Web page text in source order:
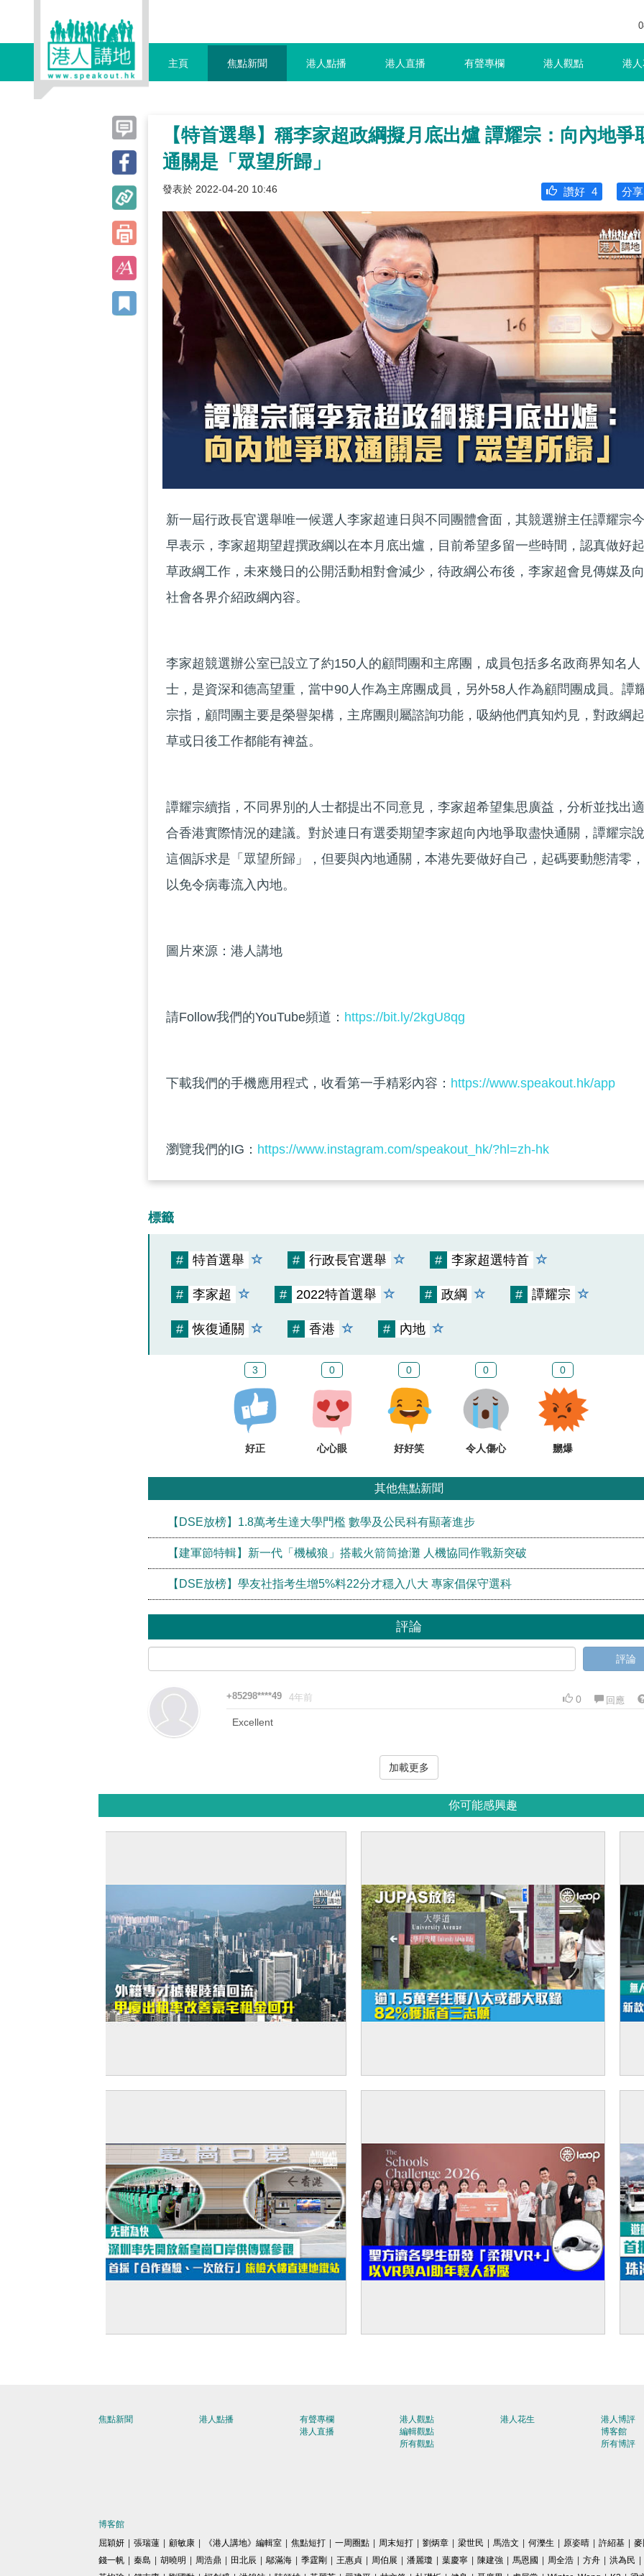
主頁 焦點新聞 港人點播 港人直播 有聲專欄 港人觀點 港
【特首選舉】稱李家超政綱擬月底出爐 譚耀宗：向內地爭
通關是「眾望所歸」
發表於 2022-04-20 10:46 分享
讚好 4
新一屆行政長官選舉唯一候選人李家超連日與不同團體會面，其競選辦主任譚耀宗今
早表示，李家超期望趕撰政綱以在本月底出爐，目前希望多留一些時間，認真做好起
草政綱工作，未來幾日的公開活動相對會減少，待政綱公布後，李家超會見傳媒及向
社會各界介紹政綱內容。
李家超競選辦公室已設立了約150人的顧問團和主席團，成員包括多名政商界知名人
士，是資深和德高望重，當中90人作為主席團成員，另外58人作為顧問團成員。譚
宗指，顧問團主要是榮譽架構，主席團則屬諮詢功能，吸納他們真知灼見，對政綱起
草或日後工作都能有裨益。
譚耀宗續指，不同界別的人士都提出不同意見，李家超希望集思廣益，分析並找出適
合香港實際情況的建議。對於連日有選委期望李家超向內地爭取盡快通關，譚耀宗說
這個訴求是「眾望所歸」，但要與內地通關，本港先要做好自己，起碼要動態清零，
以免令病毒流入內地。
圖片來源：港人講地
請Follow我們的YouTube頻道： https://bit.ly/2kgU8qg
下載我們的手機應用程式，收看第一手精彩內容： https://www.speakout.hk/app
瀏覽我們的IG： https://www.instagram.com/speakout_hk/?hl=zh-hk
標籤
# 特首選舉 # 行政長官選舉 # 李家超選特首
# 李家超 # 2022特首選舉 # 政綱 # 譚耀宗
# 恢復通關 # 香港 # 內地
3
好正
0
心心眼
0
好好笑
0
令人傷心
0
嬲爆
其他焦點新聞
【DSE放榜】1.8萬考生達大學門檻 數學及公民科有顯著進步
【建軍節特輯】新一代「機械狼」搭載火箭筒搶灘 人機協同作戰新突破
【DSE放榜】學友社指考生增5%料22分才穩入八大 專家倡保守選科
評論
評論
+85298****49 4年前 0 回應
Excellent
加載更多
你可能感興趣
焦點新聞 港人點播
有聲專欄
港人直播
港人觀點
編輯觀點
所有觀點
港人花生
港人博評
博客館
所有博評
博客館
屈穎妍 | 張瑞蓮 | 顧敏康 | 《港人講地》編輯室 | 焦點短打 | 一周圈點 | 周末短打 | 劉炳章 | 梁世民 | 馬浩文 | 何濼生 | 原姿晴 | 許紹基 |
錢一帆 | 秦島 | 胡曉明 | 周浩鼎 | 田北辰 | 鄔滿海 | 季霆剛 | 王惠貞 | 周伯展 | 潘麗瓊 | 葉慶寧 | 陳建強 | 馬恩國 | 周全浩 | 方舟 | 洪為民 |